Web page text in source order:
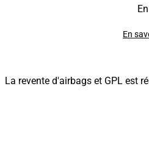
En
La revente d'airbags et GPL est